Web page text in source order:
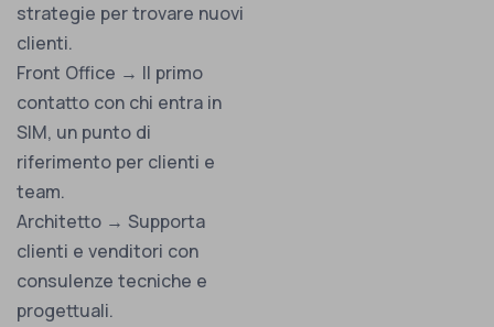
strategie per trovare nuovi
clienti.
Front Office → Il primo
contatto con chi entra in
SIM, un punto di
riferimento per clienti e
team.
Architetto → Supporta
clienti e venditori con
consulenze tecniche e
progettuali.